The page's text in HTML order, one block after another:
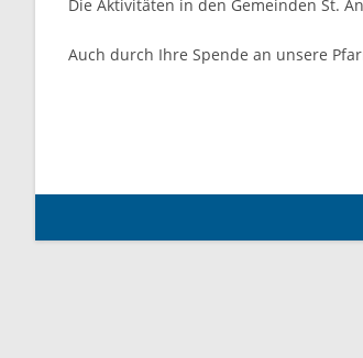
Die Aktivitäten in den Gemeinden St.
Auch durch Ihre Spende an unsere